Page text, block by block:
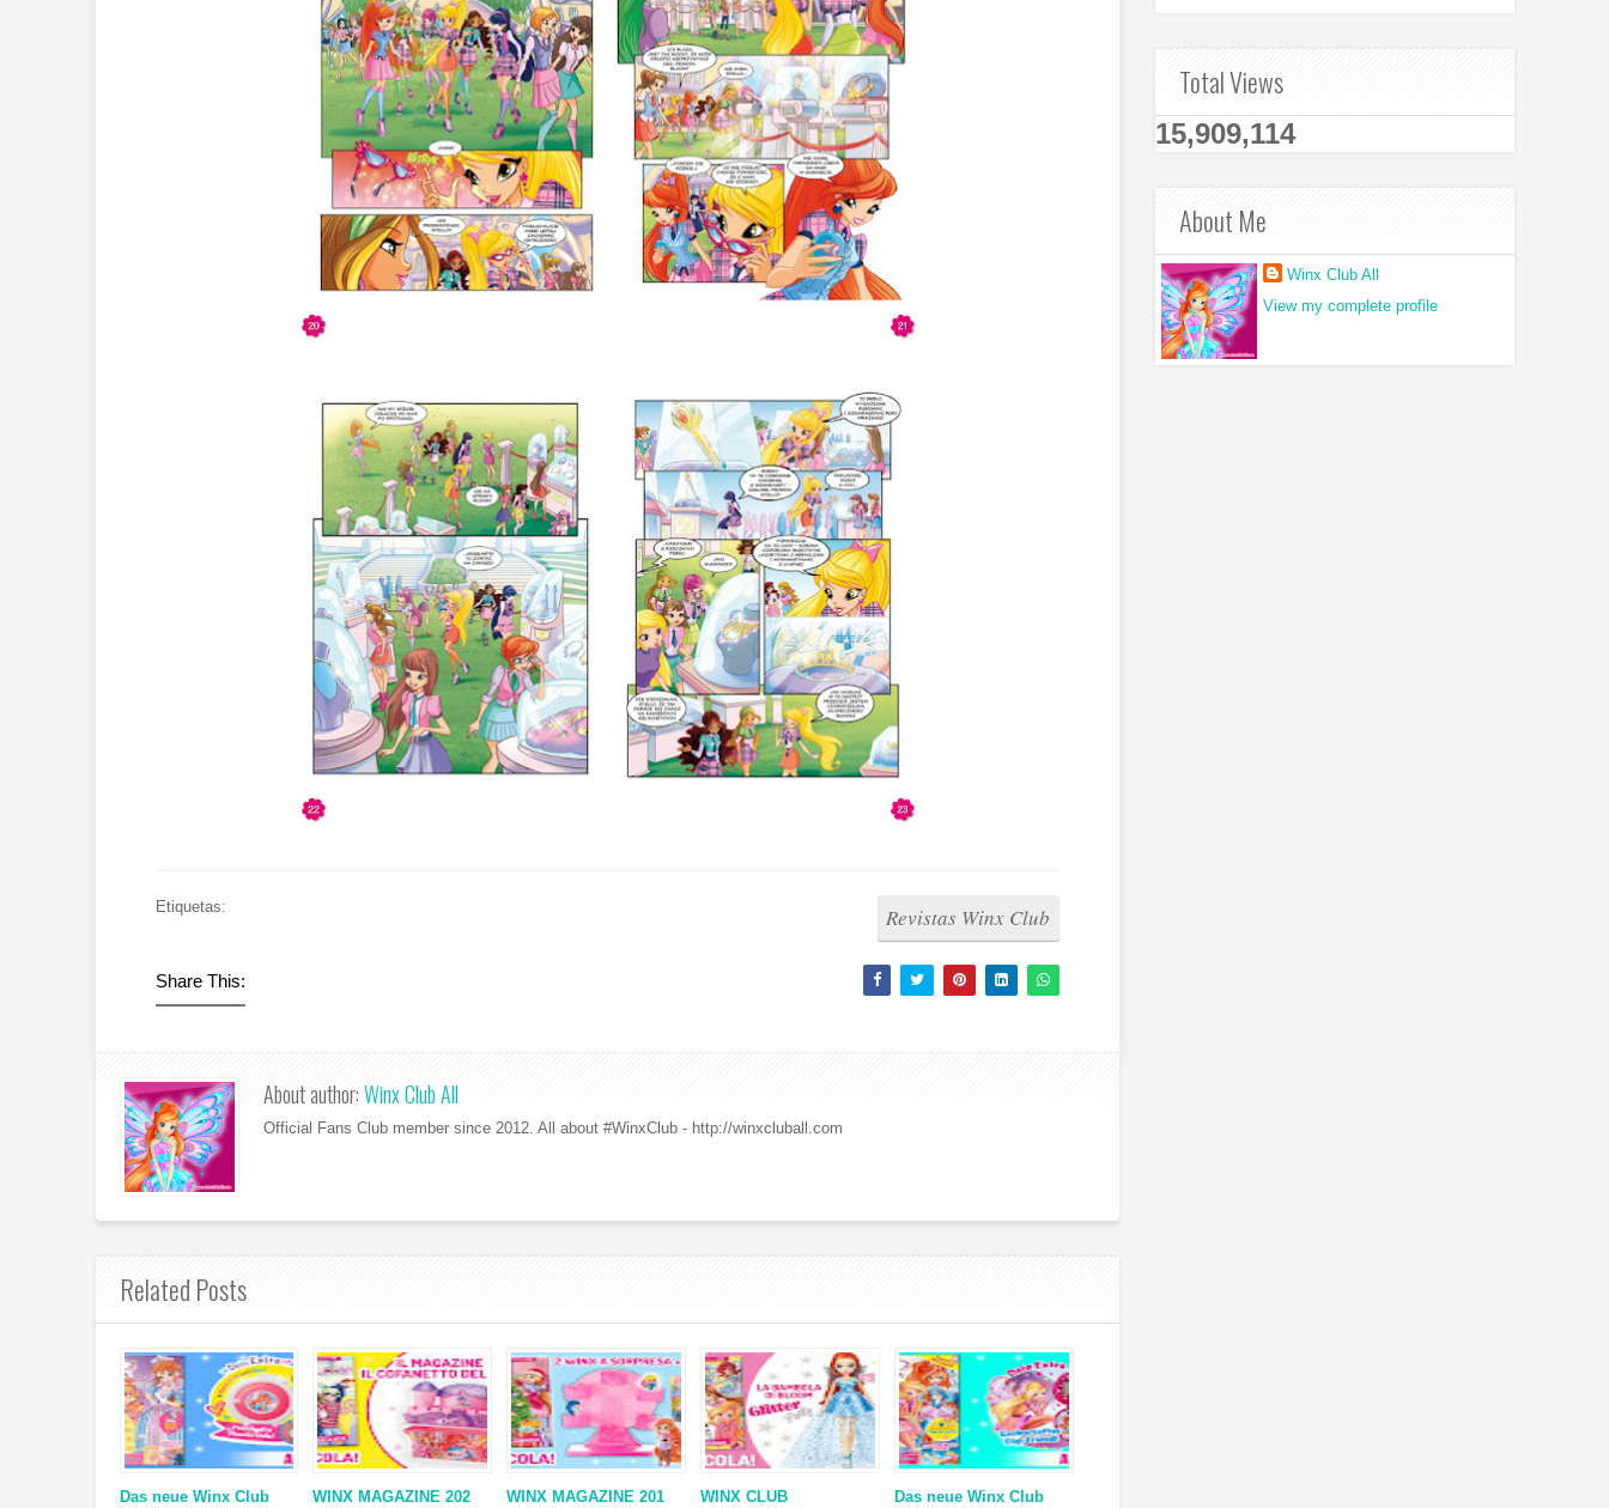
Etiquetas: Revistas Winx Club
Share This:
About author:Winx Club All
Official Fans Club member since 2012. All about #WinxClub - http://winxcluball.com
Related Posts
Das neue Winx Club WINX MAGAZINE 202 WINX MAGAZINE 201 WINX CLUB Das neue Winx Club
Total Views
15,909,114
About Me
Winx Club All
View my complete profile